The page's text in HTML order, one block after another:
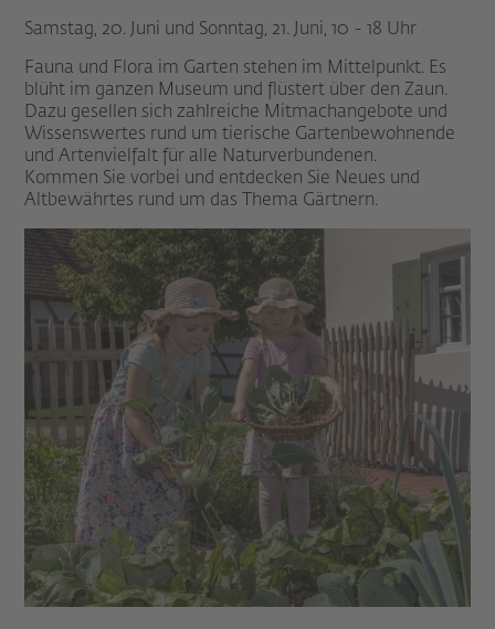
Samstag, 20. Juni und Sonntag, 21. Juni, 10 - 18 Uhr
Fauna und Flora im Garten stehen im Mittelpunkt. Es
blüht im ganzen Museum und flüstert über den Zaun.
Dazu gesellen sich zahlreiche Mitmachangebote und
Wissenswertes rund um tierische Gartenbewohnende
und Artenvielfalt für alle Naturverbundenen.
Kommen Sie vorbei und entdecken Sie Neues und
Altbewährtes rund um das Thema Gärtnern.